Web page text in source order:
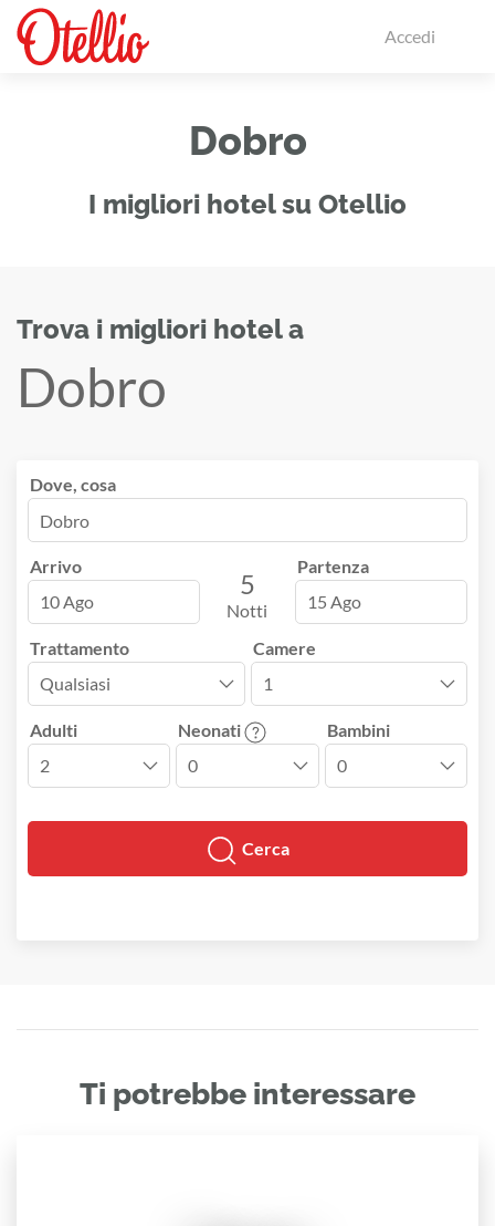
Accedi
Dobro
I migliori hotel su Otellio
Trova i migliori hotel a
Dobro
Dove, cosa
Arrivo
10 Ago
5
Notti
Partenza
15 Ago
Trattamento Camere
Adulti Neonati Bambini
Cerca
Ti potrebbe interessare